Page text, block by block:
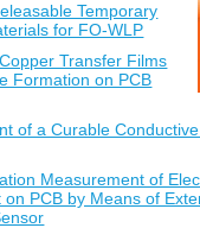
Temporary
for FO-WLP
Transfer Films
Formation on PCB
of a Curable
Measurement of
on PCB by Means of